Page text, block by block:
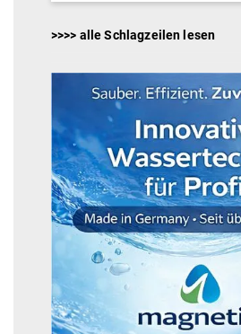
>>>> alle Schlagzeilen lesen